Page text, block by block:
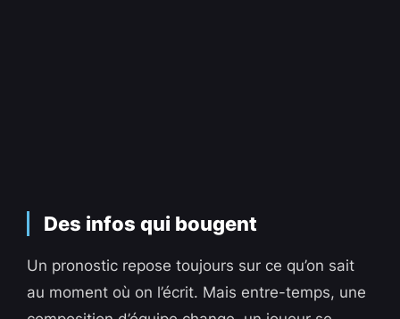
Des infos qui bougent
Un pronostic repose toujours sur ce qu’on sait
au moment où on l’écrit. Mais entre-temps, une